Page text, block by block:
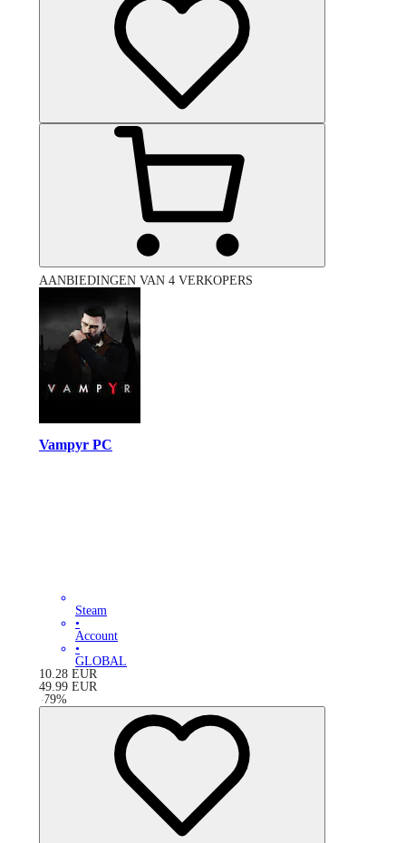
AANBIEDINGEN VAN 4 VERKOPERS
Vampyr PC
Steam
•
Account
•
GLOBAL
10.28 EUR
49.99 EUR
-79%